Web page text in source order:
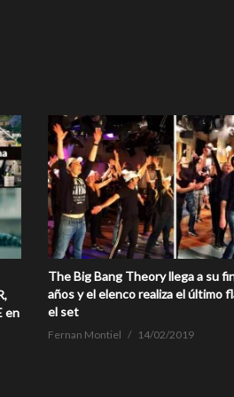
en
The Big Bang Theory llega a su
años y el elenco realiza el último
el set
Fernan Montiel 14/02/2019